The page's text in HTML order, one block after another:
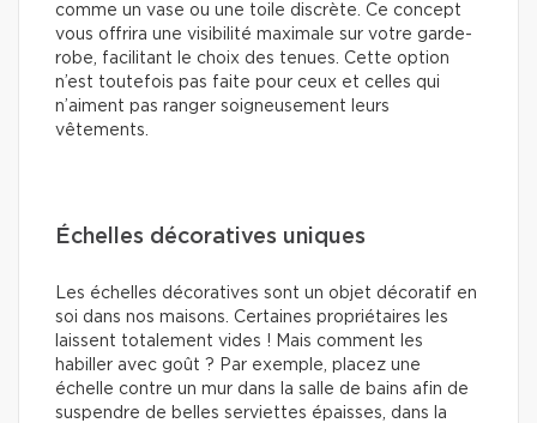
comme un vase ou une toile discrète. Ce concept
vous offrira une visibilité maximale sur votre garde-
robe, facilitant le choix des tenues. Cette option
n’est toutefois pas faite pour ceux et celles qui
n’aiment pas ranger soigneusement leurs
vêtements.
Échelles décoratives uniques
Les échelles décoratives sont un objet décoratif en
soi dans nos maisons. Certaines propriétaires les
laissent totalement vides ! Mais comment les
habiller avec goût ? Par exemple, placez une
échelle contre un mur dans la salle de bains afin de
suspendre de belles serviettes épaisses, dans la